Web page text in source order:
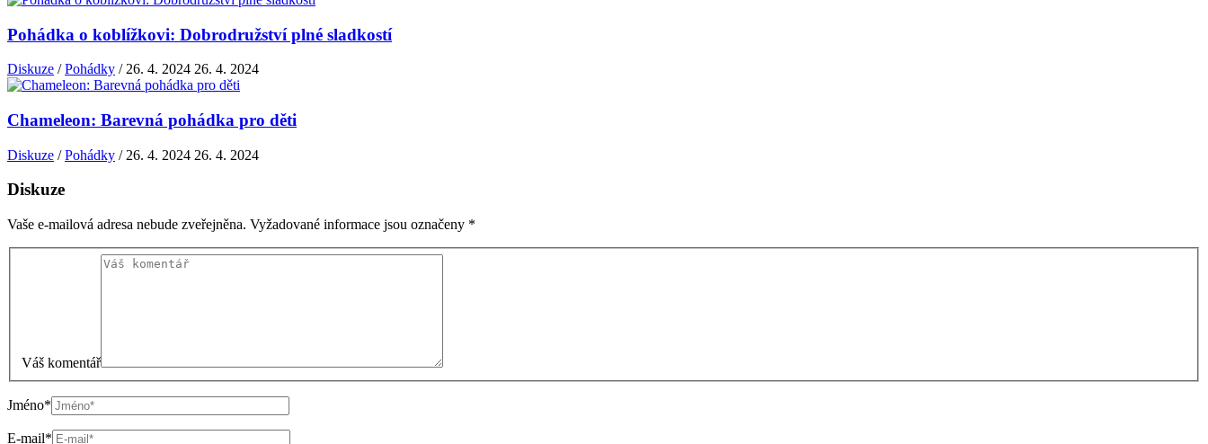
Pohádka o koblížkovi: Dobrodružství plné sladkostí
Diskuze /Pohádky / 26. 4. 2024 26. 4. 2024
Chameleon: Barevná pohádka pro děti
Diskuze /Pohádky / 26. 4. 2024 26. 4. 2024
Diskuze
Vaše e-mailová adresa nebude zveřejněna. Vyžadované informace jsou označeny *
Váš komentář
Jméno*
E-mail*